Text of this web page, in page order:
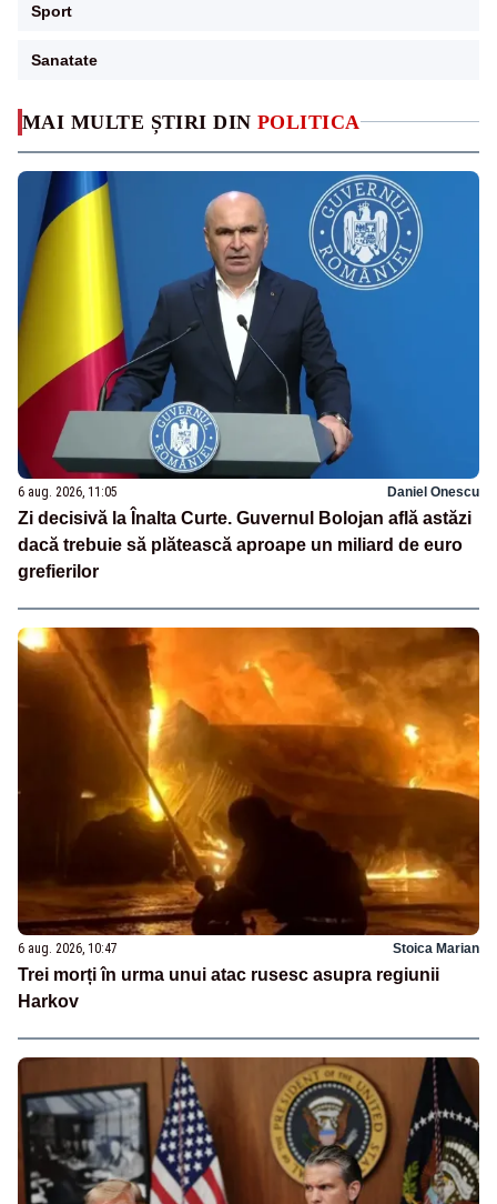
MAI MULTE ȘTIRI DIN POLITICA
6 aug. 2026, 11:05 Daniel Onescu
Zi decisivă la Înalta Curte. Guvernul Bolojan află astăzi
dacă trebuie să plătească aproape un miliard de euro
grefierilor
6 aug. 2026, 10:47 Stoica Marian
Trei morți în urma unui atac rusesc asupra regiunii
Harkov
Sport
Sanatate